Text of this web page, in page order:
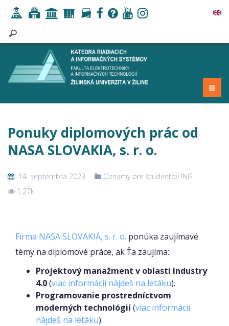
Ponuky diplomových prác od
NASA SLOVAKIA, s. r. o.
14. septembra 2023
Oznamy pre študentov ING
1.27k
Firma NASA SLOVAKIA, s. r. o. ponúka zaujímavé
témy na diplomové práce, ak Ťa zaujíma:
Projektový manažment v oblasti Industry
4.0(viac informácií nájdeš na letáku).
Programovanie prostredníctvom
moderných technológií(viac informácií
nájdeš na letáku).